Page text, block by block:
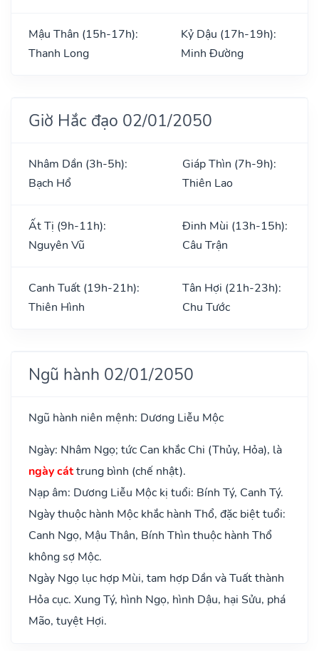
Mậu Thân (15h-17h):
Thanh Long
Kỷ Dậu (17h-19h):
Minh Đường
Giờ Hắc đạo 02/01/2050
Nhâm Dần (3h-5h):
Bạch Hổ
Giáp Thìn (7h-9h):
Thiên Lao
Ất Tị (9h-11h):
Nguyên Vũ
Đinh Mùi (13h-15h):
Câu Trận
Canh Tuất (19h-21h):
Thiên Hình
Tân Hợi (21h-23h):
Chu Tước
Ngũ hành 02/01/2050
Ngũ hành niên mệnh: Dương Liễu Mộc
Ngày: Nhâm Ngọ; tức Can khắc Chi (Thủy, Hỏa), là
ngày cáttrung bình (chế nhật).
Nạp âm: Dương Liễu Mộc kị tuổi: Bính Tý, Canh Tý.
Ngày thuộc hành Mộc khắc hành Thổ, đặc biệt tuổi:
Canh Ngọ, Mậu Thân, Bính Thìn thuộc hành Thổ
không sợ Mộc.
Ngày Ngọ lục hợp Mùi, tam hợp Dần và Tuất thành
Hỏa cục. Xung Tý, hình Ngọ, hình Dậu, hại Sửu, phá
Mão, tuyệt Hợi.